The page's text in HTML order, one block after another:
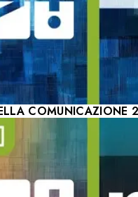
COMUNICAZIONE